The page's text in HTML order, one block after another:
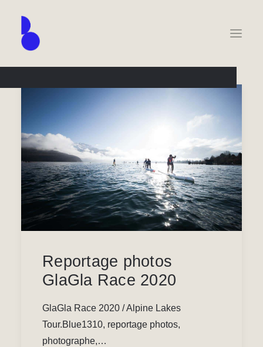
Reportage photos
GlaGla Race 2020
GlaGla Race 2020 / Alpine Lakes
Tour.Blue1310, reportage photos,
photographe,…